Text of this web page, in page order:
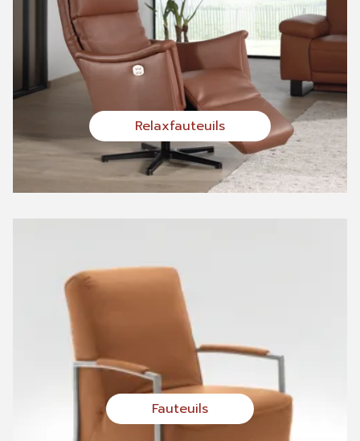
Relaxfauteuils
Fauteuils